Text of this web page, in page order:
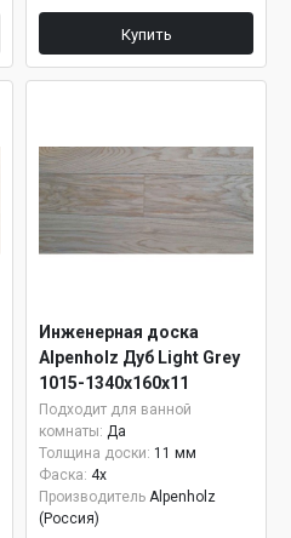
Купить
Инженерная доска
Alpenholz Дуб Light Grey
1015-1340х160х11
Подходит для ванной
комнаты: Да
Толщина доски: 11 мм
Фаска: 4x
Производитель Alpenholz
(Россия)